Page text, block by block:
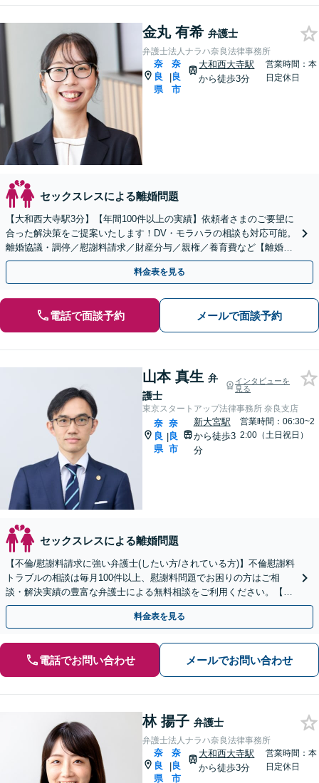
金丸 有希 弁護士
弁護士法人ナラハ奈良法律事務所
奈
良
県
|
奈
良
市
大和西大寺駅
から徒歩3分
営業時間：本
日定休日
セックスレスによる離婚問題
【大和西大寺駅3分】【年間100件以上の実績】依頼者さまのご要望に
合った解決策をご提案いたします！DV・モラハラの相談も対応可能。
離婚協議・調停／慰謝料請求／財産分与／親権／養育費など【離婚の
初回60分相談無料】【お子さま連れOK】
料金表を見る
電話で面談予約 メールで面談予約
山本 真生 弁
護士
インタビューを
見る
東京スタートアップ法律事務所 奈良支店
奈
良
県
|
奈
良
市
新大宮駅
から徒歩3
分
営業時間：06:30~2
2:00（土日祝日）
セックスレスによる離婚問題
【不倫/慰謝料請求に強い弁護士(したい方/されている方)】不倫慰謝料
トラブルの相談は毎月100件以上、慰謝料問題でお困りの方はご相
談・解決実績の豊富な弁護士による無料相談をご利用ください。【不
倫相談は初回0円】【奈良県全域対応】
料金表を見る
電話でお問い合わせ メールでお問い合わせ
林 揚子 弁護士
弁護士法人ナラハ奈良法律事務所
奈
良
県
|
奈
良
市
大和西大寺駅
から徒歩3分
営業時間：本
日定休日